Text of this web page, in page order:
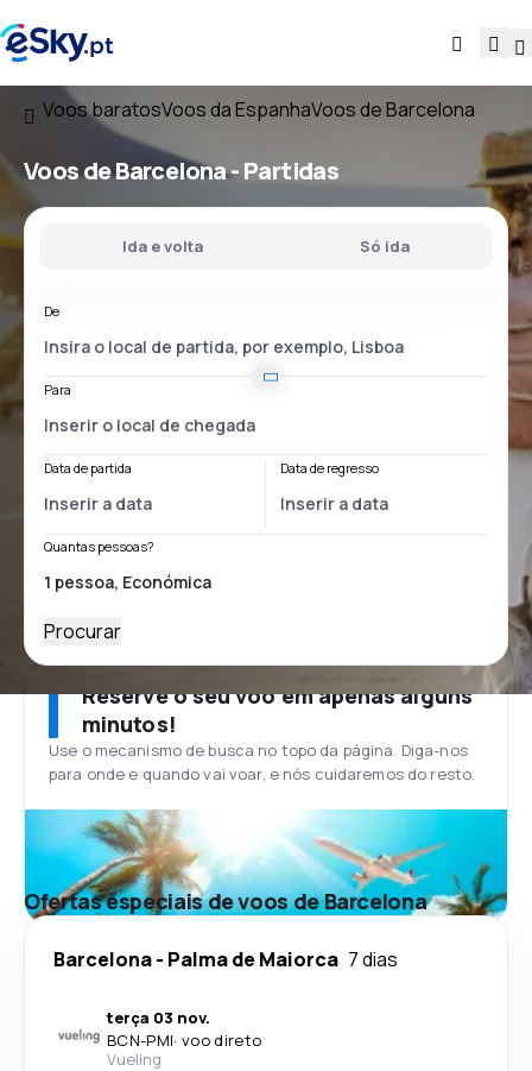
Voos baratosVoos da EspanhaVoos de Barcelona
Voosde Barcelona- Partidas
Ida e volta Só ida
De
Para
Data de partida Data de regresso
Quantas pessoas?
Procurar
Reserve o seu voo em apenas alguns
minutos!
Use o mecanismo de busca no topo da página. Diga-nos
para onde e quando vai voar, e nós cuidaremos do resto.
Ofertas especiais de voos de Barcelona
Barcelona- Palma de Maiorca 7 dias
terça 03 nov.
BCN-PMI· voo direto
Vueling